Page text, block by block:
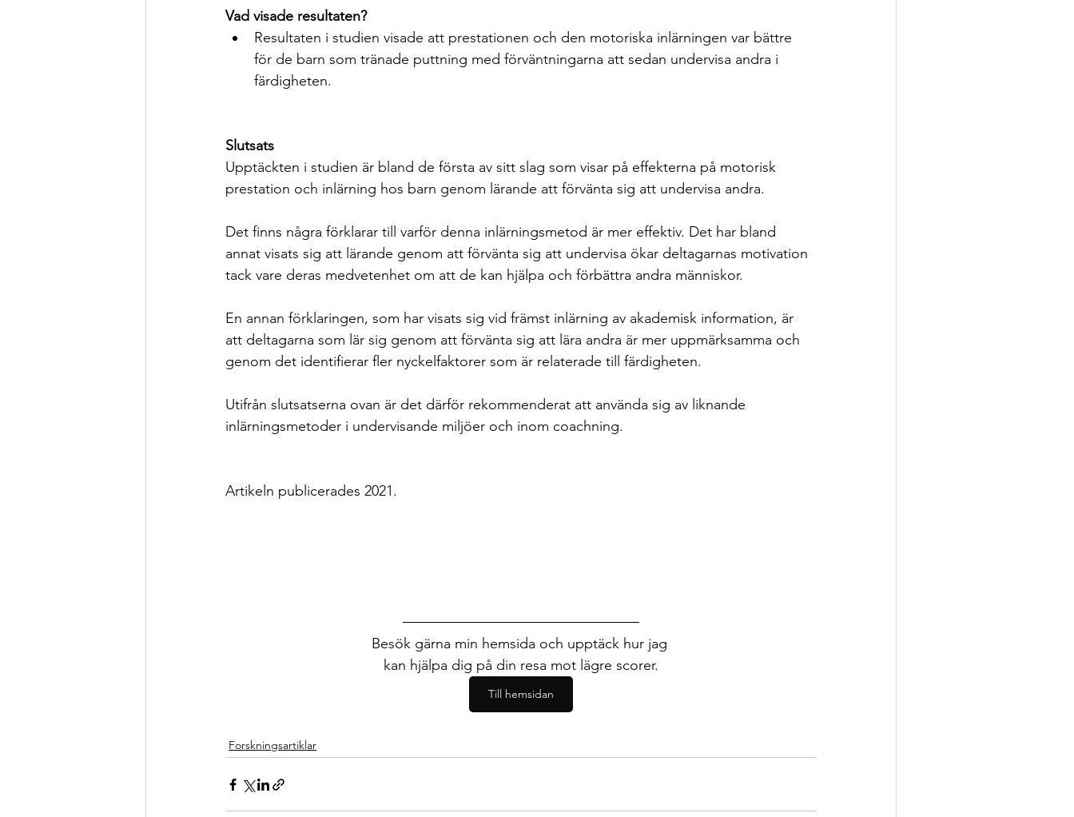
Vad visade resultaten?
Resultaten i studien visade att prestationen och den motoriska inlärningen var bättre
för de barn som tränade puttning med förväntningarna att sedan undervisa andra i
Slutsats
Upptäckten i studien är bland de första av sitt slag som visar på effekterna på motorisk
prestation och inlärning hos barn genom lärande att förvänta sig att undervisa andra.
Det finns några förklarar till varför denna inlärningsmetod är mer effektiv. Det har bland
annat visats sig att lärande genom att förvänta sig att undervisa ökar deltagarnas motivation
tack vare deras medvetenhet om att de kan hjälpa och förbättra andra människor.
En annan förklaringen, som har visats sig vid främst inlärning av akademisk information, är
att deltagarna som lär sig genom att förvänta sig att lära andra är mer uppmärksamma och
genom det identifierar fler nyckelfaktorer som är relaterade till färdigheten.
Utifrån slutsatserna ovan är det därför rekommenderat att använda sig av liknande
inlärningsmetoder i undervisande miljöer och inom coachning.
Artikeln publicerades 2021.
Besök gärna min hemsida och upptäck hur jag
kan hjälpa dig på din resa mot lägre scorer.
Till hemsidan
Forskningsartiklar